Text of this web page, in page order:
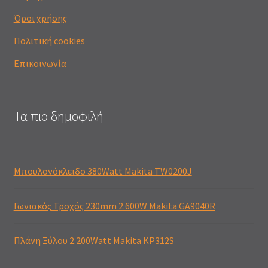
Όροι χρήσης
Πολιτική cookies
Επικοινωνία
Τα πιο δημοφιλή
Μπουλονόκλειδο 380Watt Makita TW0200J
Γωνιακός Τροχός 230mm 2.600W Makita GA9040R
Πλάνη Ξύλου 2.200Watt Makita KP312S